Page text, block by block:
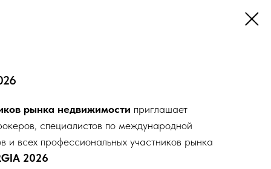
рынка недвижимости приглашает
специалистов по международной
и всех профессиональных участников рынка
2026